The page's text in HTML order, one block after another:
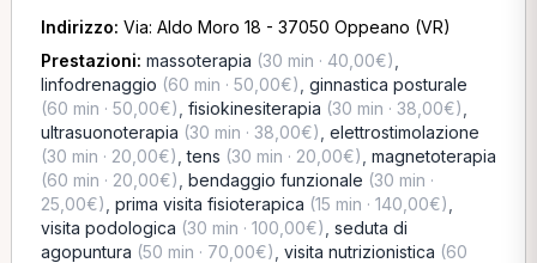
Indirizzo: Via: Aldo Moro 18 - 37050 Oppeano (VR)
Prestazioni: massoterapia (30 min · 40,00€)
linfodrenaggio (60 min · 50,00€) ginnastica posturale
(60 min · 50,00€) fisiokinesiterapia (30 min · 38,00€)
ultrasuonoterapia (30 min · 38,00€) elettrostimolazione
(30 min · 20,00€) ,tens (30 min · 20,00€) magnetoterapia
(60 min · 20,00€) bendaggio funzionale (30 min ·
25,00€) prima visita fisioterapica (15 min · 140,00€)
visita podologica (30 min · 100,00€) seduta di
agopuntura (50 min · 70,00€) visita nutrizionistica (60